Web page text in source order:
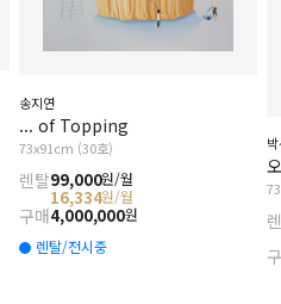
송지연
... of Topping
73x91cm (30호)
렌탈99,000원/월
16,334원/월
구매4,000,000원
렌탈/전시중